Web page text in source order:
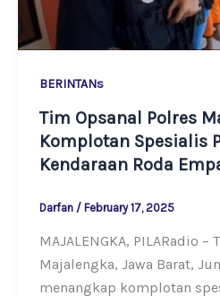
BERINTANs
Tim Opsanal Polres
Komplotan Spesialis
Kendaraan Roda
Darfan / February 17, 2025
MAJALENGKA, PILARadio
Majalengka, Jawa Barat,
menangkap komplotan